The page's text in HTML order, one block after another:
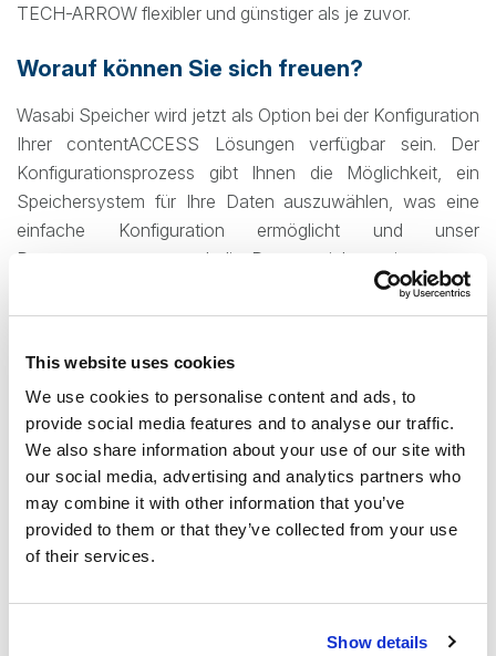
This website uses cookies
We use cookies to personalise content and ads, to
provide social media features and to analyse our traffic.
We also share information about your use of our site with
our social media, advertising and analytics partners who
may combine it with other information that you’ve
provided to them or that they’ve collected from your use
of their services.
Show details
TECH-ARROW flexibler und günstiger als je zuvor.
Worauf können Sie sich freuen?
Wasabi Speicher wird jetzt als Option bei der Konfiguration
Ihrer contentACCESS Lösungen verfügbar sein. Der
Konfigurationsprozess gibt Ihnen die Möglichkeit, ein
Speichersystem für Ihre Daten auszuwählen, was eine
einfache Konfiguration ermöglicht und unser
Datenmanagement und die Datenspeicheroptionen von
Wenn Sie mehr über unsere Lösungen, unsere
Partnerschaften oder darüber erfahren möchten wie, die
Bedürfnisse Ihres Unternehmens erfüllen können,
kontaktieren Sie uns! Unser Vertrieb und Supportteams
erläutern Ihnen gerne unsere Optionen und wie diese am
besten zu den Plänen Ihres Unternehmens passen.